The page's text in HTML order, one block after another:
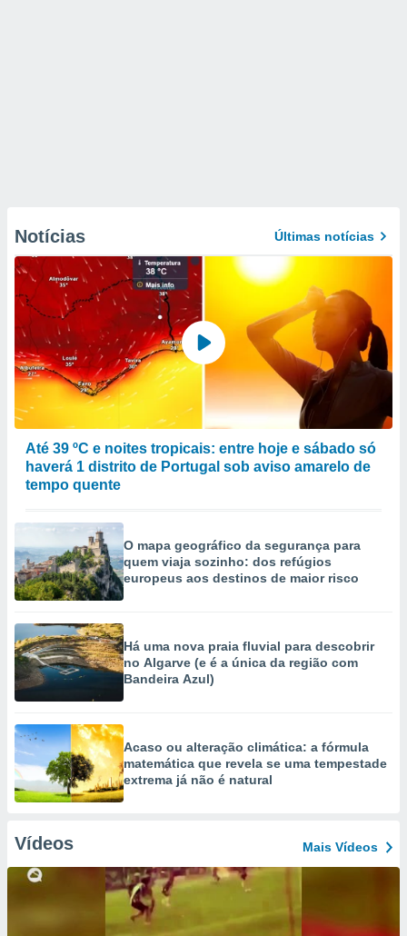
Notícias Últimas notícias
Até 39 ºC e noites tropicais: entre hoje e sábado só
haverá 1 distrito de Portugal sob aviso amarelo de
tempo quente
O mapa geográfico da segurança para
quem viaja sozinho: dos refúgios
europeus aos destinos de maior risco
Há uma nova praia fluvial para descobrir
no Algarve (e é a única da região com
Bandeira Azul)
Acaso ou alteração climática: a fórmula
matemática que revela se uma tempestade
extrema já não é natural
Vídeos Mais Vídeos